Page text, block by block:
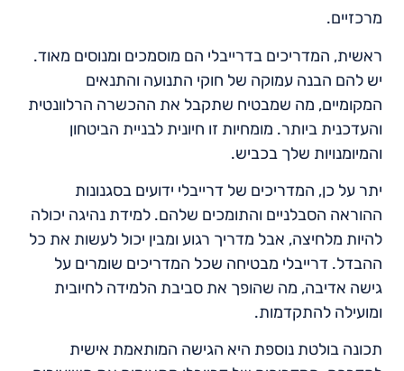
מרכזיים.
ראשית, המדריכים בדרייבלי הם מוסמכים ומנוסים מאוד.
יש להם הבנה עמוקה של חוקי התנועה והתנאים
המקומיים, מה שמבטיח שתקבל את ההכשרה הרלוונטית
והעדכנית ביותר. מומחיות זו חיונית לבניית הביטחון
והמיומנויות שלך בכביש.
יתר על כן, המדריכים של דרייבלי ידועים בסגנונות
ההוראה הסבלניים והתומכים שלהם. למידת נהיגה יכולה
להיות מלחיצה, אבל מדריך רגוע ומבין יכול לעשות את כל
ההבדל. דרייבלי מבטיחה שכל המדריכים שומרים על
גישה אדיבה, מה שהופך את סביבת הלמידה לחיובית
ומועילה להתקדמות.
תכונה בולטת נוספת היא הגישה המותאמת אישית